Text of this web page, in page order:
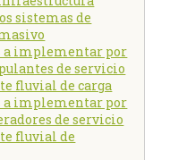
sistemas de
a implementar por
de servicio
fluvial de carga
a implementar por
de servicio
fluvial de